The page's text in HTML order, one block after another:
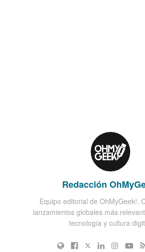
Redacción
Equipo editorial de OhMyGeek!.
lanzamientos globales más
tecnología y cultura